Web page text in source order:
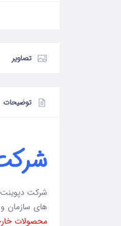
تصاویر
توضیحات
شرکت دپوینت
های سازمان
محصولات